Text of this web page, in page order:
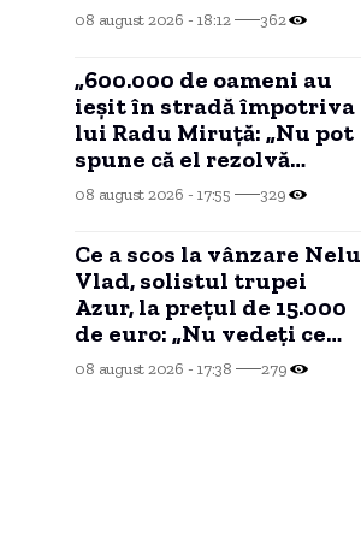
08 august 2026 - 18:12 362
„600.000 de oameni au
ieșit în stradă împotriva
lui Radu Miruță: „Nu pot
spune că el rezolvă
problemele românilor””
08 august 2026 - 17:55 329
Ce a scos la vânzare Nelu
Vlad, solistul trupei
Azur, la prețul de 15.000
de euro: „Nu vedeți ce
este în țara asta? Nu mai
am timp”
08 august 2026 - 17:38 279